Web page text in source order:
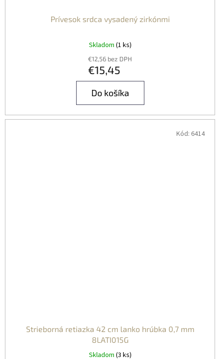
Prívesok srdca vysadený zirkónmi
Skladom (1 ks)
€12,56 bez DPH
€15,45
Do košíka
Strieborná retiazka 42 cm lanko hrúbka 0,7 mm
8LATI015G
Skladom (3 ks)
Kód: 6414